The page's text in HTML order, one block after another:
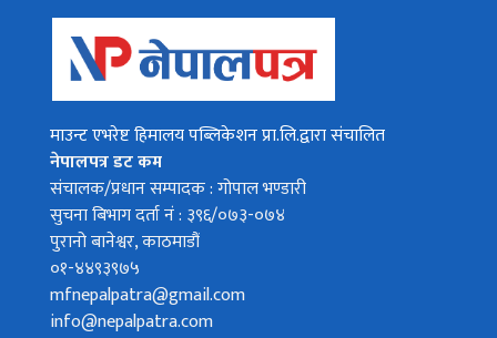
माउन्ट एभरेष्ट हिमालय पब्लिकेशन प्रा.लि.द्वारा संचालित
नेपालपत्र डट कम
संचालक/प्रधान सम्पादक : गोपाल भण्डारी
सुचना बिभाग दर्ता नं : ३९६/०७३-०७४
पुरानो बानेश्वर, काठमाडौं
०१-४४९३९७५
mfnepalpatra@gmail.com
info@nepalpatra.com